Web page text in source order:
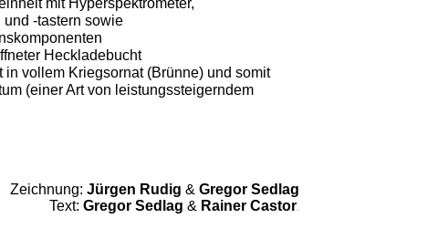
mit Hyperspektrometer,
-tastern sowie
Heckladebucht
in vollem Kriegsornat (Brünne) und somit
(einer Art von leistungssteigerndem
Zeichnung: Jürgen Rudig & Gregor Sedlag
Text: Gregor Sedlag & Rainer Castor